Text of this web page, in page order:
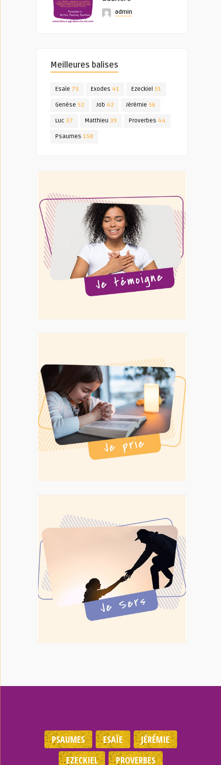
admin
Meilleures balises
Esaïe 75 Exodes 41 Ezeckiel 51
Genèse 52 Job 42 Jérémie 56
Luc 37 Matthieu 39 Proverbes 44
Psaumes 158
PSAUMES ESAÏE
JÉRÉMIE
EZECKIEL
PROVERBES